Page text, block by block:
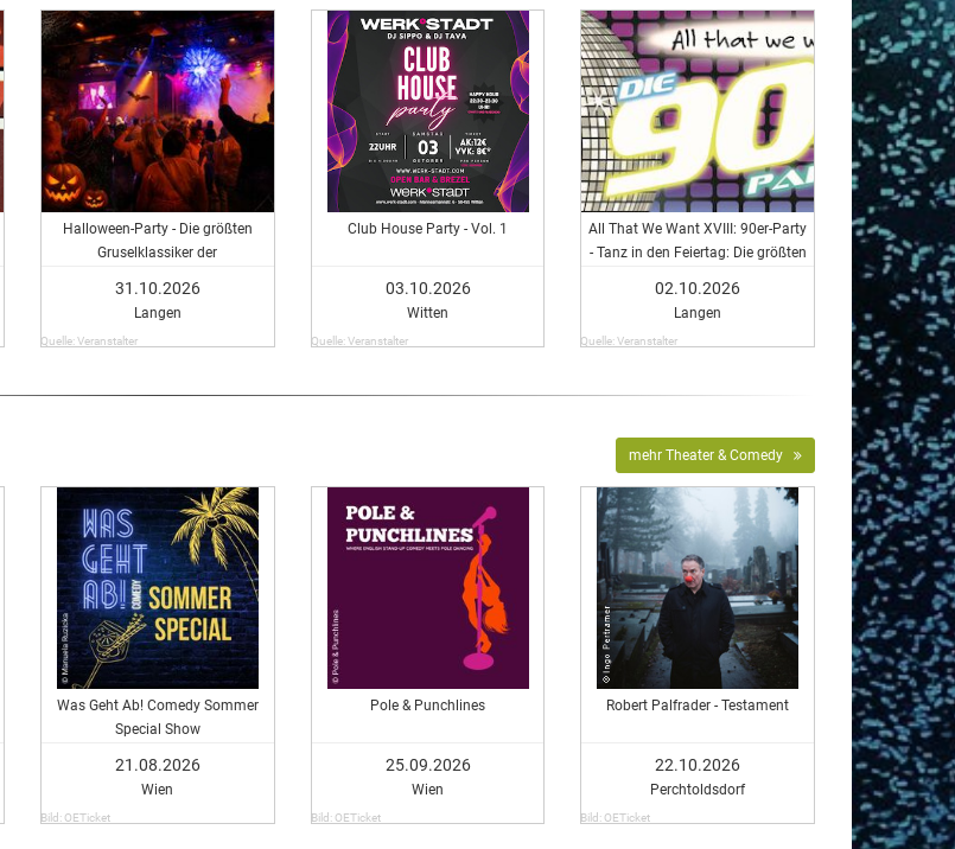
Halloween-Party - Die größten
Gruselklassiker der
31.10.2026
Langen
Quelle: Veranstalter
Club House Party - Vol. 1
03.10.2026
Witten
Quelle: Veranstalter
All That We Want XVIII: 90er-Party
- Tanz in den Feiertag: Die größten
02.10.2026
Langen
Quelle: Veranstalter
mehr Theater & Comedy
Was Geht Ab! Comedy Sommer
Special Show
21.08.2026
Wien
Bild: OETicket
Pole & Punchlines
25.09.2026
Wien
Bild: OETicket
Robert Palfrader - Testament
22.10.2026
Perchtoldsdorf
Bild: OETicket